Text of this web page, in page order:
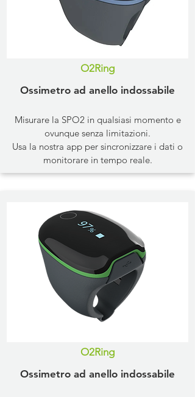
O2Ring
Ossimetro ad anello indossabile
Misurare la SPO2 in qualsiasi momento e
ovunque senza limitazioni.
Usa la nostra app per sincronizzare i dati o
monitorare in tempo reale.
O2Ring
Ossimetro ad anello indossabile